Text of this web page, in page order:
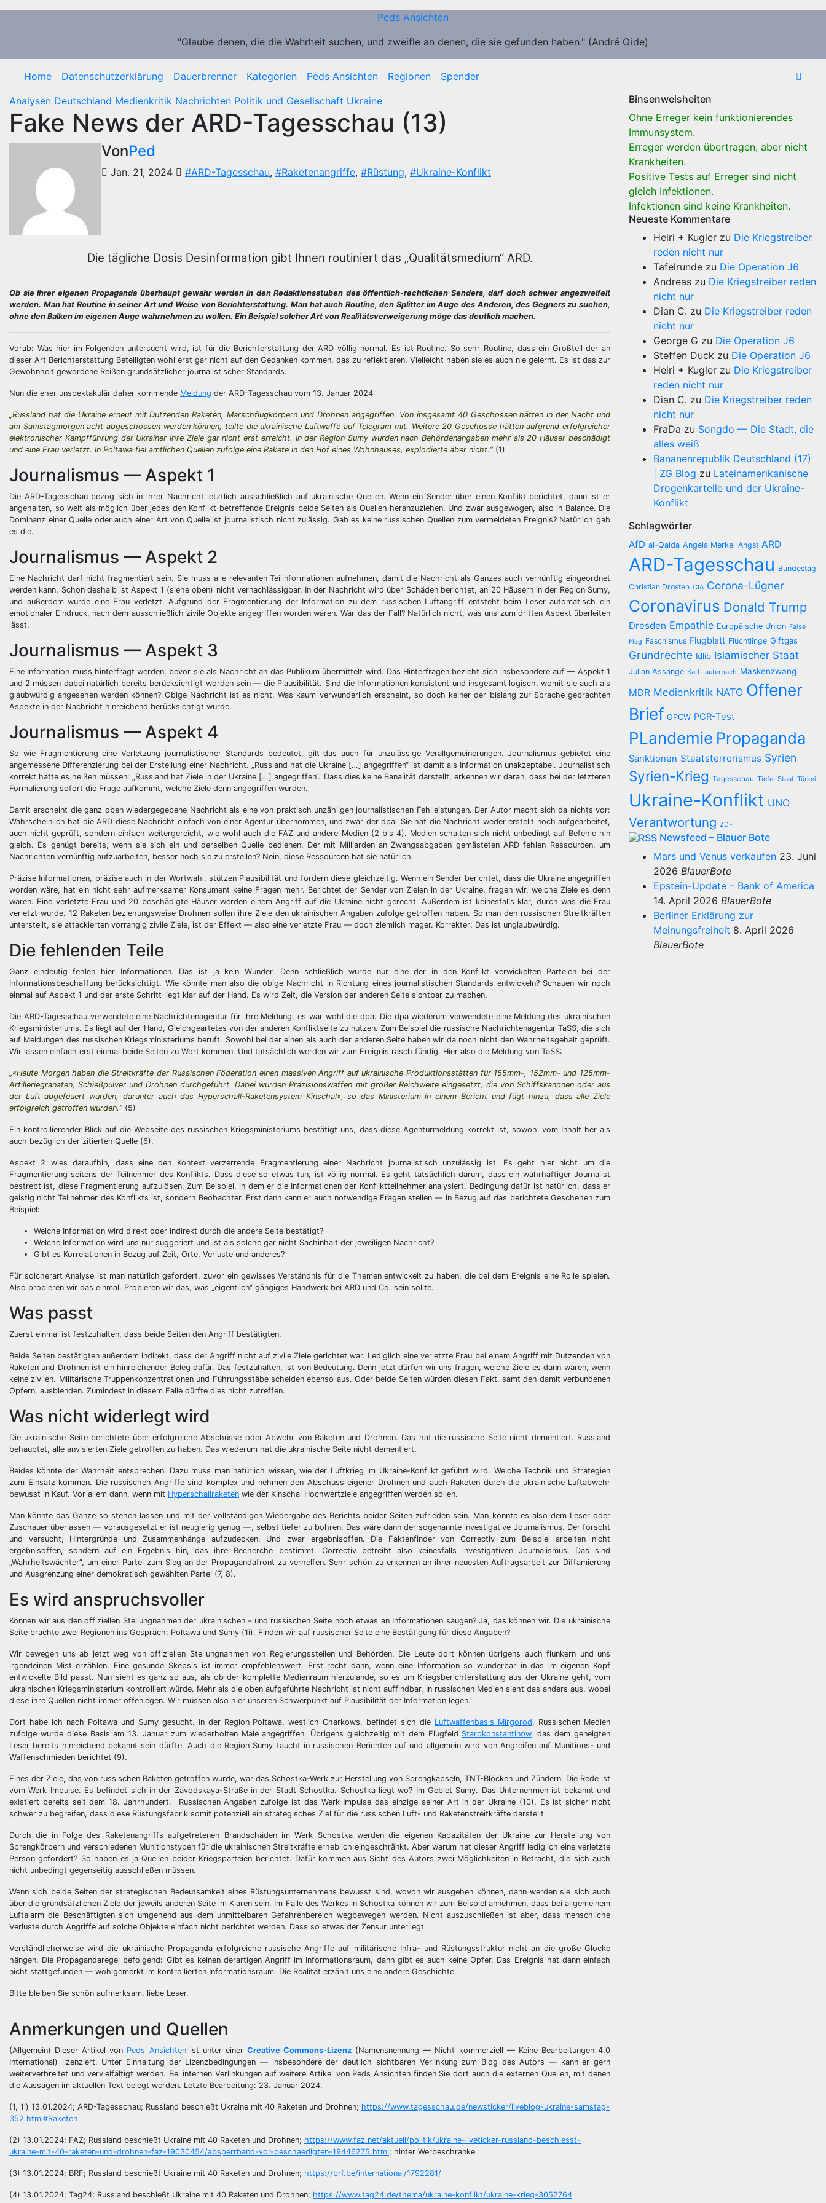
Zum
Peds Ansichten
"Glaube denen, die die Wahrheit suchen, und zweifle an denen, die sie gefunden haben." (André Gide)
Home Datenschutzerklärung Dauerbrenner Kategorien Peds Ansichten Regionen
Spender
Analysen Deutschland Medienkritik Nachrichten Politik und Gesellschaft Ukraine
Fake News der ARD-Tagesschau (13)
VonPed
Jan. 21, 2024 #ARD-Tagesschau, #Raketenangriffe, #Rüstung, #Ukraine-Konflikt
Die tägliche Dosis Desinformation gibt Ihnen routiniert das „Qualitätsmedium“ ARD.
Ob sie ihrer eigenen Propaganda überhaupt gewahr werden in den Redaktionsstuben des öffentlich-rechtlichen Senders, darf doch schwer angezweifelt
werden. Man hat Routine in seiner Art und Weise von Berichterstattung. Man hat auch Routine, den Splitter im Auge des Anderen, des Gegners zu suchen,
ohne den Balken im eigenen Auge wahrnehmen zu wollen. Ein Beispiel solcher Art von Realitätsverweigerung möge das deutlich machen.
Vorab: Was hier im Folgenden untersucht wird, ist für die Berichterstattung der ARD völlig normal. Es ist Routine. So sehr Routine, dass ein Großteil der an
dieser Art Berichterstattung Beteiligten wohl erst gar nicht auf den Gedanken kommen, das zu reflektieren. Vielleicht haben sie es auch nie gelernt. Es ist das zur
Gewohnheit gewordene Reißen grundsätzlicher journalistischer Standards.
Nun die eher unspektakulär daher kommende Meldung der ARD-Tagesschau vom 13. Januar 2024:
„Russland hat die Ukraine erneut mit Dutzenden Raketen, Marschflugkörpern und Drohnen angegriffen. Von insgesamt 40 Geschossen hätten in der Nacht und
am Samstagmorgen acht abgeschossen werden können, teilte die ukrainische Luftwaffe auf Telegram mit. Weitere 20 Geschosse hätten aufgrund erfolgreicher
elektronischer Kampfführung der Ukrainer ihre Ziele gar nicht erst erreicht. In der Region Sumy wurden nach Behördenangaben mehr als 20 Häuser beschädigt
und eine Frau verletzt. In Poltawa fiel amtlichen Quellen zufolge eine Rakete in den Hof eines Wohnhauses, explodierte aber nicht.“(1)
Journalismus — Aspekt 1
Die ARD-Tagesschau bezog sich in ihrer Nachricht letztlich ausschließlich auf ukrainische Quellen. Wenn ein Sender über einen Konflikt berichtet, dann ist er
angehalten, so weit als möglich über jedes den Konflikt betreffende Ereignis beide Seiten als Quellen heranzuziehen. Und zwar ausgewogen, also in Balance. Die
Dominanz einer Quelle oder auch einer Art von Quelle ist journalistisch nicht zulässig. Gab es keine russischen Quellen zum vermeldeten Ereignis? Natürlich gab
es die.
Journalismus — Aspekt 2
Eine Nachricht darf nicht fragmentiert sein. Sie muss alle relevanten Teilinformationen aufnehmen, damit die Nachricht als Ganzes auch vernünftig eingeordnet
werden kann. Schon deshalb ist Aspekt 1 (siehe oben) nicht vernachlässigbar. In der Nachricht wird über Schäden berichtet, an 20 Häusern in der Region Sumy,
und außerdem wurde eine Frau verletzt. Aufgrund der Fragmentierung der Information zu dem russischen Luftangriff entsteht beim Leser automatisch ein
emotionaler Eindruck, nach dem ausschließlich zivile Objekte angegriffen worden wären. War das der Fall? Natürlich nicht, was uns zum dritten Aspekt überleiten
lässt.
Journalismus — Aspekt 3
Eine Information muss hinterfragt werden, bevor sie als Nachricht an das Publikum übermittelt wird. Das Hinterfragen bezieht sich insbesondere auf — Aspekt 1
und 2 müssen dabei natürlich bereits berücksichtigt worden sein — die Plausibilität. Sind die Informationen konsistent und insgesamt logisch, womit sie auch als
glaubwürdig angesehen werden können? Obige Nachricht ist es nicht. Was kaum verwunderlich erscheint, so doch keiner der bislang zur Sprache gebrachten
Aspekte in der Nachricht hinreichend berücksichtigt wurde.
Journalismus — Aspekt 4
So wie Fragmentierung eine Verletzung journalistischer Standards bedeutet, gilt das auch für unzulässige Verallgemeinerungen. Journalismus gebietet eine
angemessene Differenzierung bei der Erstellung einer Nachricht. „Russland hat die Ukraine […] angegriffen“ ist damit als Information unakzeptabel. Journalistisch
korrekt hätte es heißen müssen: „Russland hat Ziele in der Ukraine […] angegriffen“. Dass dies keine Banalität darstellt, erkennen wir daran, dass bei der letzteren
Formulierung sofort die Frage aufkommt, welche Ziele denn angegriffen wurden.
Damit erscheint die ganz oben wiedergegebene Nachricht als eine von praktisch unzähligen journalistischen Fehlleistungen. Der Autor macht sich da nichts vor:
Wahrscheinlich hat die ARD diese Nachricht einfach von einer Agentur übernommen, und zwar der dpa. Sie hat die Nachricht weder erstellt noch aufgearbeitet,
auch nicht geprüft, sondern einfach weitergereicht, wie wohl auch die FAZ und andere Medien (2 bis 4). Medien schalten sich nicht unbedingt auf Befehle hin
gleich. Es genügt bereits, wenn sie sich ein und derselben Quelle bedienen. Der mit Milliarden an Zwangsabgaben gemästeten ARD fehlen Ressourcen, um
Nachrichten vernünftig aufzuarbeiten, besser noch sie zu erstellen? Nein, diese Ressourcen hat sie natürlich.
Präzise Informationen, präzise auch in der Wortwahl, stützen Plausibilität und fordern diese gleichzeitig. Wenn ein Sender berichtet, dass die Ukraine angegriffen
worden wäre, hat ein nicht sehr aufmerksamer Konsument keine Fragen mehr. Berichtet der Sender von Zielen in der Ukraine, fragen wir, welche Ziele es denn
waren. Eine verletzte Frau und 20 beschädigte Häuser werden einem Angriff auf die Ukraine nicht gerecht. Außerdem ist keinesfalls klar, durch was die Frau
verletzt wurde. 12 Raketen beziehungsweise Drohnen sollen ihre Ziele den ukrainischen Angaben zufolge getroffen haben. So man den russischen Streitkräften
unterstellt, sie attackierten vorrangig zivile Ziele, ist der Effekt — also eine verletzte Frau — doch ziemlich mager. Korrekter: Das ist unglaubwürdig.
Die fehlenden Teile
Ganz eindeutig fehlen hier Informationen. Das ist ja kein Wunder. Denn schließlich wurde nur eine der in den Konflikt verwickelten Parteien bei der
Informationsbeschaffung berücksichtigt. Wie könnte man also die obige Nachricht in Richtung eines journalistischen Standards entwickeln? Schauen wir noch
einmal auf Aspekt 1 und der erste Schritt liegt klar auf der Hand. Es wird Zeit, die Version der anderen Seite sichtbar zu machen.
Die ARD-Tagesschau verwendete eine Nachrichtenagentur für ihre Meldung, es war wohl die dpa. Die dpa wiederum verwendete eine Meldung des ukrainischen
Kriegsministeriums. Es liegt auf der Hand, Gleichgeartetes von der anderen Konfliktseite zu nutzen. Zum Beispiel die russische Nachrichtenagentur TaSS, die sich
auf Meldungen des russischen Kriegsministeriums beruft. Sowohl bei der einen als auch der anderen Seite haben wir da noch nicht den Wahrheitsgehalt geprüft.
Wir lassen einfach erst einmal beide Seiten zu Wort kommen. Und tatsächlich werden wir zum Ereignis rasch fündig. Hier also die Meldung von TaSS:
„«Heute Morgen haben die Streitkräfte der Russischen Föderation einen massiven Angriff auf ukrainische Produktionsstätten für 155mm-, 152mm- und 125mm-
Artilleriegranaten, Schießpulver und Drohnen durchgeführt. Dabei wurden Präzisionswaffen mit großer Reichweite eingesetzt, die von Schiffskanonen oder aus
der Luft abgefeuert wurden, darunter auch das Hyperschall-Raketensystem Kinschal», so das Ministerium in einem Bericht und fügt hinzu, dass alle Ziele
erfolgreich getroffen wurden.“(5)
Ein kontrollierender Blick auf die Webseite des russischen Kriegsministeriums bestätigt uns, dass diese Agenturmeldung korrekt ist, sowohl vom Inhalt her als
auch bezüglich der zitierten Quelle (6).
Aspekt 2 wies daraufhin, dass eine den Kontext verzerrende Fragmentierung einer Nachricht journalistisch unzulässig ist. Es geht hier nicht um die
Fragmentierung seitens der Teilnehmer des Konflikts. Dass diese so etwas tun, ist völlig normal. Es geht tatsächlich darum, dass ein wahrhaftiger Journalist
bestrebt ist, diese Fragmentierung aufzulösen. Zum Beispiel, in dem er die Informationen der Konfliktteilnehmer analysiert. Bedingung dafür ist natürlich, dass er
geistig nicht Teilnehmer des Konflikts ist, sondern Beobachter. Erst dann kann er auch notwendige Fragen stellen — in Bezug auf das berichtete Geschehen zum
Beispiel:
Welche Information wird direkt oder indirekt durch die andere Seite bestätigt?
Welche Information wird uns nur suggeriert und ist als solche gar nicht Sachinhalt der jeweiligen Nachricht?
Gibt es Korrelationen in Bezug auf Zeit, Orte, Verluste und anderes?
Für solcherart Analyse ist man natürlich gefordert, zuvor ein gewisses Verständnis für die Themen entwickelt zu haben, die bei dem Ereignis eine Rolle spielen.
Also probieren wir das einmal. Probieren wir das, was „eigentlich“ gängiges Handwerk bei ARD und Co. sein sollte.
Was passt
Zuerst einmal ist festzuhalten, dass beide Seiten den Angriff bestätigten.
Beide Seiten bestätigten außerdem indirekt, dass der Angriff nicht auf zivile Ziele gerichtet war. Lediglich eine verletzte Frau bei einem Angriff mit Dutzenden von
Raketen und Drohnen ist ein hinreichender Beleg dafür. Das festzuhalten, ist von Bedeutung. Denn jetzt dürfen wir uns fragen, welche Ziele es dann waren, wenn
keine zivilen. Militärische Truppenkonzentrationen und Führungsstäbe scheiden ebenso aus. Oder beide Seiten würden diesen Fakt, samt den damit verbundenen
Opfern, ausblenden. Zumindest in diesem Falle dürfte dies nicht zutreffen.
Was nicht widerlegt wird
Die ukrainische Seite berichtete über erfolgreiche Abschüsse oder Abwehr von Raketen und Drohnen. Das hat die russische Seite nicht dementiert. Russland
behauptet, alle anvisierten Ziele getroffen zu haben. Das wiederum hat die ukrainische Seite nicht dementiert.
Beides könnte der Wahrheit entsprechen. Dazu muss man natürlich wissen, wie der Luftkrieg im Ukraine-Konflikt geführt wird. Welche Technik und Strategien
zum Einsatz kommen. Die russischen Angriffe sind komplex und nehmen den Abschuss eigener Drohnen und auch Raketen durch die ukrainische Luftabwehr
bewusst in Kauf. Vor allem dann, wenn mit Hyperschallraketen wie der Kinschal Hochwertziele angegriffen werden sollen.
Man könnte das Ganze so stehen lassen und mit der vollständigen Wiedergabe des Berichts beider Seiten zufrieden sein. Man könnte es also dem Leser oder
Zuschauer überlassen — vorausgesetzt er ist neugierig genug —, selbst tiefer zu bohren. Das wäre dann der sogenannte investigative Journalismus. Der forscht
und versucht, Hintergründe und Zusammenhänge aufzudecken. Und zwar ergebnisoffen. Die Faktenfinder von Correctiv zum Beispiel arbeiten nicht
ergebnisoffen, sondern auf ein Ergebnis hin, das ihre Recherche bestimmt. Correctiv betreibt also keinesfalls investigativen Journalismus. Das sind
„Wahrheitswächter“, um einer Partei zum Sieg an der Propagandafront zu verhelfen. Sehr schön zu erkennen an ihrer neuesten Auftragsarbeit zur Diffamierung
und Ausgrenzung einer demokratisch gewählten Partei (7, 8).
Es wird anspruchsvoller
Können wir aus den offiziellen Stellungnahmen der ukrainischen – und russischen Seite noch etwas an Informationen saugen? Ja, das können wir. Die ukrainische
Seite brachte zwei Regionen ins Gespräch: Poltawa und Sumy (1i). Finden wir auf russischer Seite eine Bestätigung für diese Angaben?
Wir bewegen uns ab jetzt weg von offiziellen Stellungnahmen von Regierungsstellen und Behörden. Die Leute dort können übrigens auch flunkern und uns
irgendeinen Mist erzählen. Eine gesunde Skepsis ist immer empfehlenswert. Erst recht dann, wenn eine Information so wunderbar in das im eigenen Kopf
entwickelte Bild passt. Nun sieht es ganz so aus, als ob der komplette Medienraum hierzulande, so es um Kriegsberichterstattung aus der Ukraine geht, vom
ukrainischen Kriegsministerium kontrolliert würde. Mehr als die oben aufgeführte Nachricht ist nicht auffindbar. In russischen Medien sieht das anders aus, wobei
diese ihre Quellen nicht immer offenlegen. Wir müssen also hier unseren Schwerpunkt auf Plausibilität der Information legen.
Dort habe ich nach Poltawa und Sumy gesucht. In der Region Poltawa, westlich Charkows, befindet sich die Luftwaffenbasis Mirgorod. Russischen Medien
zufolge wurde diese Basis am 13. Januar zum wiederholten Male angegriffen. Übrigens gleichzeitig mit dem Flugfeld Starokonstantinow, das dem geneigten
Leser bereits hinreichend bekannt sein dürfte. Auch die Region Sumy taucht in russischen Berichten auf und allgemein wird von Angreifen auf Munitions- und
Waffenschmieden berichtet (9).
Eines der Ziele, das von russischen Raketen getroffen wurde, war das Schostka-Werk zur Herstellung von Sprengkapseln, TNT-Blöcken und Zündern. Die Rede ist
vom Werk Impulse. Es befindet sich in der Zavodskaya-Straße in der Stadt Schostka. Schostka liegt wo? Im Gebiet Sumy. Das Unternehmen ist bekannt und
existiert bereits seit dem 18. Jahrhundert. Russischen Angaben zufolge ist das Werk Impulse das einzige seiner Art in der Ukraine (10). Es ist sicher nicht
schwer zu begreifen, dass diese Rüstungsfabrik somit potenziell ein strategisches Ziel für die russischen Luft- und Raketenstreitkräfte darstellt.
Durch die in Folge des Raketenangriffs aufgetretenen Brandschäden im Werk Schostka werden die eigenen Kapazitäten der Ukraine zur Herstellung von
Sprengkörpern und verschiedenen Munitionstypen für die ukrainischen Streitkräfte erheblich eingeschränkt. Aber warum hat dieser Angriff lediglich eine verletzte
Person gefordert? So haben es ja Quellen beider Kriegsparteien berichtet. Dafür kommen aus Sicht des Autors zwei Möglichkeiten in Betracht, die sich auch
nicht unbedingt gegenseitig ausschließen müssen.
Wenn sich beide Seiten der strategischen Bedeutsamkeit eines Rüstungsunternehmens bewusst sind, wovon wir ausgehen können, dann werden sie sich auch
über die grundsätzlichen Ziele der jeweils anderen Seite im Klaren sein. Im Falle des Werkes in Schostka können wir zum Beispiel annehmen, dass bei allgemeinem
Luftalarm die Beschäftigten sich umgehend aus dem unmittelbaren Gefahrenbereich wegbewegen werden. Nicht auszuschließen ist aber, dass menschliche
Verluste durch Angriffe auf solche Objekte einfach nicht berichtet werden. Dass so etwas der Zensur unterliegt.
Verständlicherweise wird die ukrainische Propaganda erfolgreiche russische Angriffe auf militärische Infra- und Rüstungsstruktur nicht an die große Glocke
hängen. Die Propagandaregel befolgend: Gibt es keinen derartigen Angriff im Informationsraum, dann gibt es auch keine Opfer. Das Ereignis hat dann einfach
nicht stattgefunden — wohlgemerkt im kontrollierten Informationsraum. Die Realität erzählt uns eine andere Geschichte.
Bitte bleiben Sie schön aufmerksam, liebe Leser.
Anmerkungen und Quellen
(Allgemein) Dieser Artikel von Peds Ansichtenist unter einerCreative Commons-Lizenz (Namensnennung — Nicht kommerziell — Keine Bearbeitungen 4.0
International) lizenziert. Unter Einhaltung der Lizenzbedingungen — insbesondere der deutlich sichtbaren Verlinkung zum Blog des Autors — kann er gern
weiterverbreitet und vervielfältigt werden. Bei internen Verlinkungen auf weitere Artikel von Peds Ansichten finden Sie dort auch die externen Quellen, mit denen
die Aussagen im aktuellen Text belegt werden. Letzte Bearbeitung: 23. Januar 2024.
(1, 1i) 13.01.2024; ARD-Tagesschau; Russland beschießt Ukraine mit 40 Raketen und Drohnen; https://www.tagesschau.de/newsticker/liveblog-ukraine-samstag-
352.html#Raketen
(2) 13.01.2024; FAZ; Russland beschießt Ukraine mit 40 Raketen und Drohnen; https://www.faz.net/aktuell/politik/ukraine-liveticker-russland-beschiesst-
ukraine-mit-40-raketen-und-drohnen-faz-19030454/absperrband-vor-beschaedigten-19446275.html; hinter Werbeschranke
(3) 13.01.2024; BRF; Russland beschießt Ukraine mit 40 Raketen und Drohnen; https://brf.be/international/1792281/
(4) 13.01.2024; Tag24; Russland beschießt Ukraine mit 40 Raketen und Drohnen; https://www.tag24.de/thema/ukraine-konflikt/ukraine-krieg-3052764
Binsenweisheiten
Ohne Erreger kein funktionierendes
Immunsystem.
Erreger werden übertragen, aber nicht
Krankheiten.
Positive Tests auf Erreger sind nicht
gleich Infektionen.
Infektionen sind keine Krankheiten.
Neueste Kommentare
Heiri + Kugler zu Die Kriegstreiber
reden nicht nur
Tafelrunde zu Die Operation J6
Andreas zu Die Kriegstreiber reden
nicht nur
Dian C. zu Die Kriegstreiber reden
nicht nur
George G zu Die Operation J6
Steffen Duck zu Die Operation J6
Heiri + Kugler zu Die Kriegstreiber
reden nicht nur
Dian C. zu Die Kriegstreiber reden
nicht nur
FraDa zu Songdo — Die Stadt, die
alles weiß
Bananenrepublik Deutschland (17)
| ZG Blog zu Lateinamerikanische
Drogenkartelle und der Ukraine-
Konflikt
Schlagwörter
AfD al-Qaida Angela Merkel Angst ARD
ARD-Tagesschau Bundestag
Christian Drosten CIA Corona-Lügner
Coronavirus Donald Trump
Dresden Empathie Europäische Union False
Flag Faschismus Flugblatt Flüchtlinge Giftgas
Grundrechte Idlib Islamischer Staat
Julian Assange Karl Lauterbach Maskenzwang
MDR Medienkritik NATO Offener
Brief OPCW PCR-Test
PLandemie Propaganda
Sanktionen Staatsterrorismus Syrien
Syrien-Krieg Tagesschau Tiefer Staat Türkei
Ukraine-Konflikt UNO
Verantwortung ZDF
Newsfeed – Blauer Bote
Mars und Venus verkaufen 23. Juni
2026 BlauerBote
Epstein-Update – Bank of America
14. April 2026 BlauerBote
Berliner Erklärung zur
Meinungsfreiheit 8. April 2026
BlauerBote